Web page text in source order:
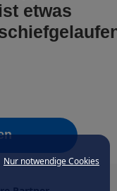
Nur notwendige Cookies
etwas